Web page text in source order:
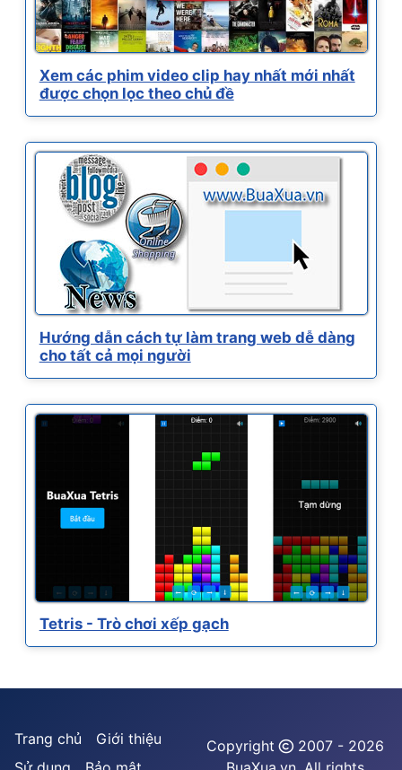
Xem các phim video clip hay nhất mới nhất
được chọn lọc theo chủ đề
Hướng dẫn cách tự làm trang web dễ dàng
cho tất cả mọi người
Tetris - Trò chơi xếp gạch
Trang chủ
Giới thiệu
Copyright
2007 - 2026